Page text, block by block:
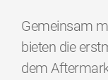
Gemeinsam
bieten die
dem